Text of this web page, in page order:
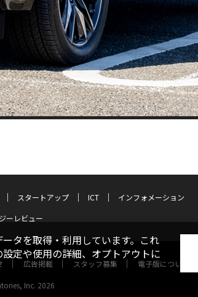
スタートアップ ICT
インフォメーション
ーレビュー
広告掲載 スタッフ募集 電子版について
Inc. 2026
タを取得・利用しています。これ
定や使用の詳細、オプトアウトに